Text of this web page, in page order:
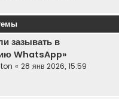
зазывать в
WhatsApp»
« 28 янв 2026, 15:59